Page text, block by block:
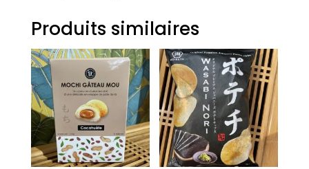
Produits similaires